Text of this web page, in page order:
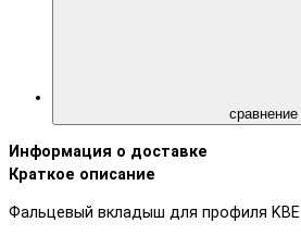
сравнение
Информация о доставке
Краткое описание
Фальцевый вкладыш для профиля KBE